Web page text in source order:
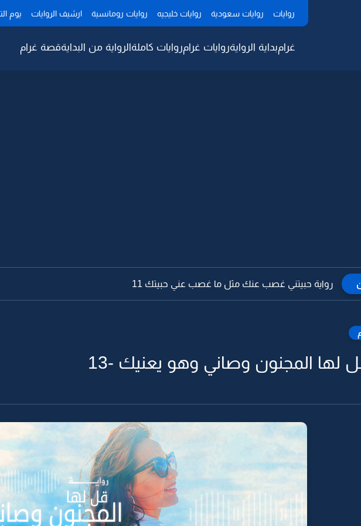
روايات روايات سعودية روايات خليجيه روايات رومانسية ارشيف الروايات يوم
غرامبداية الروايةروايات غرامروايات كاملةالرواية من البدايةقصة غرام
رواية حبيتني غصب عنك مثل ما غصب عني حبيتك 11
لها المجنون وصاني وهو يعنيك -13